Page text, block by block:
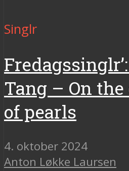
Singlr
Tang – On
of pearls
4. oktober 2024
Anton Løkke Laursen